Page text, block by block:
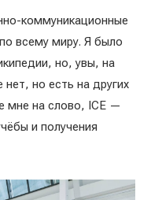
коммуникационные
всему миру. Я было
но, увы, на
но есть на других
мне на слово, ICE —
и получения